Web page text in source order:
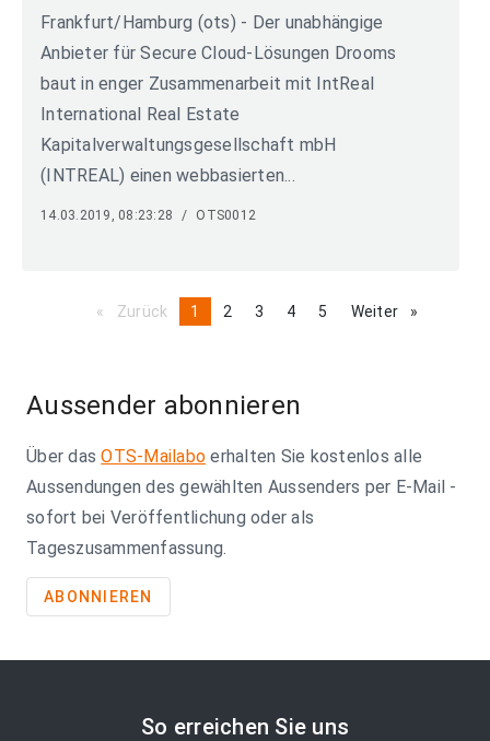
Frankfurt/Hamburg (ots) - Der unabhängige
Anbieter für Secure Cloud-Lösungen Drooms
baut in enger Zusammenarbeit mit IntReal
International Real Estate
Kapitalverwaltungsgesellschaft mbH
(INTREAL) einen webbasierten...
14.03.2019, 08:23:28 / OTS0012
Zurück pageYou're
1 page
2 page
3 page
4 page
5 Weiter page
Aussender abonnieren
Über dasOTS-Mailabo erhalten Sie kostenlos alle
Aussendungen des gewählten Aussenders per E-Mail -
sofort bei Veröffentlichung oder als
Tageszusammenfassung.
ABONNIEREN
So erreichen Sie uns